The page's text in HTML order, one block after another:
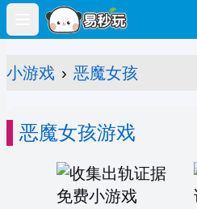
Open main menu
小游戏 › 恶魔女孩
恶魔女孩游戏